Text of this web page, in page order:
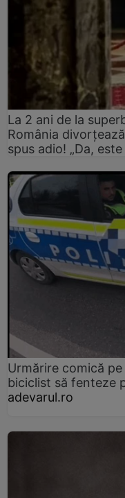
La 2 ani de la
România
spus adio! „Da,
Urmărire comică
biciclist să fenteze
adevarul.ro